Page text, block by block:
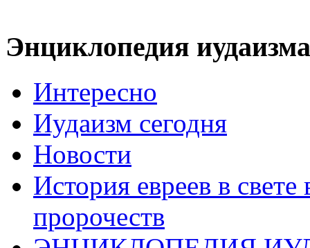
Энциклопедия иудаизма
Интересно
Иудаизм сегодня
Новости
История евреев в
пророчеств